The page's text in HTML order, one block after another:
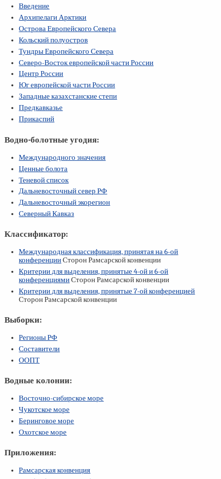
Введение
Архипелаги Арктики
Острова Европейского Севера
Кольский полуостров
Тундры Европейского Севера
Северо-Восток европейской части России
Центр России
Юг европейской части России
Западные казахстанские степи
Предкавказье
Прикаспий
Водно-болотные угодия:
Международного значения
Ценные болота
Теневой список
Дальневосточный север РФ
Дальневосточный экорегион
Северный Кавказ
Классификатор:
Международная классификация, принятая на6-ой
конференцииСторон Рамсарской конвенции
Критерии для выделения, принятые4-ойи6-ой
конференциямиСторон Рамсарской конвенции
Критерии для выделения, принятые7-ойконференцией
Сторон Рамсарской конвенции
Выборки:
Регионы РФ
Составители
ООПТ
Водные колонии:
Восточно-сибирское море
Чукотское море
Беринговое море
Охотское море
Приложения:
Рамсарская конвенция